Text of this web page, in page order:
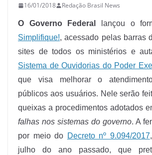
16/01/2018 Redação Brasil News
O Governo Federal
lançou o
Simplifique!, acessado pelas barras
sites de todos os ministérios e
Sistema de Ouvidorias do Poder
que visa melhorar o
públicos aos usuários. Nele serão
queixas a procedimentos adotados
falhas nos sistemas do governo. A
por meio do Decreto nº 9.094/2017
julho do ano passado, que